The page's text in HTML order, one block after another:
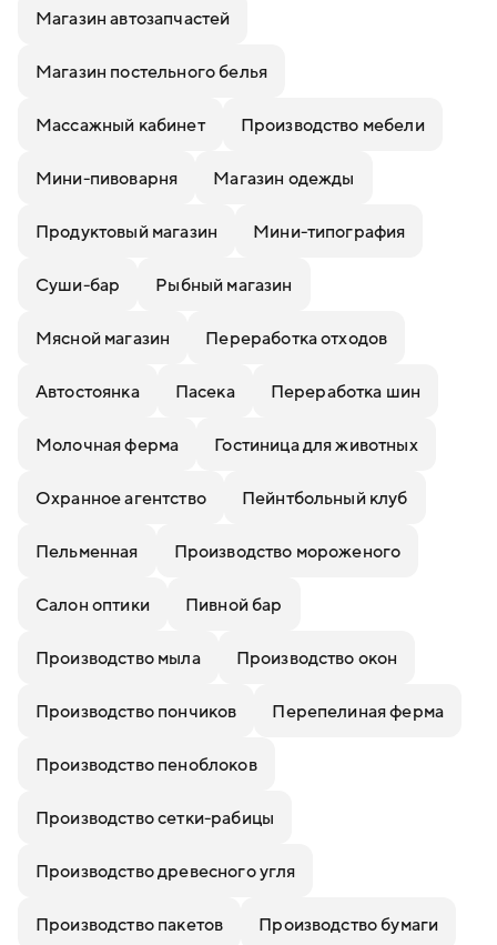
Магазин автозапчастей
Магазин постельного белья
Массажный кабинет Производство мебели
Мини-пивоварня Магазин одежды
Продуктовый магазин Мини-типография
Суши-бар Рыбный магазин
Мясной магазин Переработка отходов
Автостоянка Пасека Переработка шин
Молочная ферма Гостиница для животных
Охранное агентство Пейнтбольный клуб
Пельменная Производство мороженого
Салон оптики Пивной бар
Производство мыла Производство окон
Производство пончиков Перепелиная ферма
Производство пеноблоков
Производство сетки-рабицы
Производство древесного угля
Производство пакетов Производство бумаги